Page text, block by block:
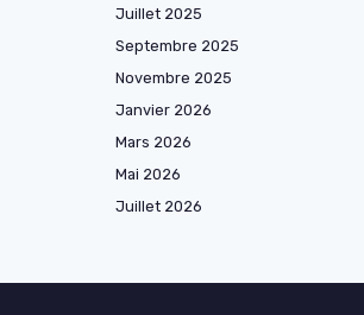
Juillet 2025
Septembre 2025
Novembre 2025
Janvier 2026
Mars 2026
Mai 2026
Juillet 2026